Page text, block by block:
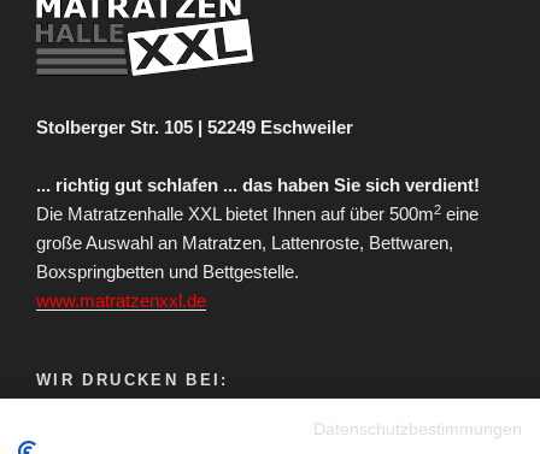
Stolberger Str. 105 | 52249 Eschweiler
... richtig gut schlafen ... das haben Sie sich verdient!
Die Matratzenhalle XXL bietet Ihnen auf über 500m2 eine
große Auswahl an Matratzen, Lattenroste, Bettwaren,
Boxspringbetten und Bettgestelle.
www.matratzenxxl.de
WIR DRUCKEN BEI:
Datenschutzbestimmungen